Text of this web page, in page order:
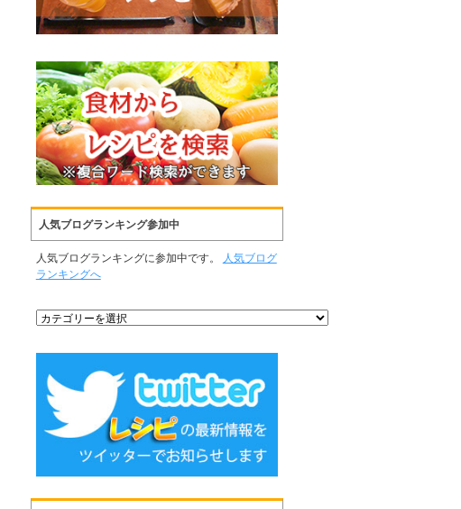
人気ブログランキング参加中
人気ブログランキングに参加中です。
人気ブログ
ランキングへ